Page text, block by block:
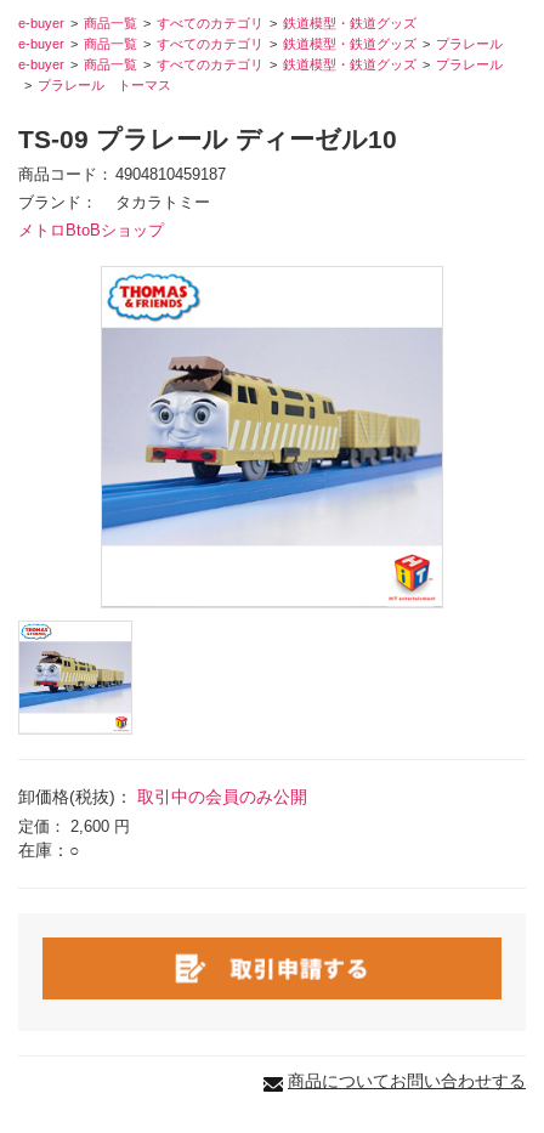
e-buyer 商品一覧 すべてのカテゴリ
鉄道模型・鉄道グッズ
e-buyer
商品一覧 すべてのカテゴリ 鉄道模型・鉄道グッズ
プラレール
e-buyer
商品一覧 すべてのカテゴリ 鉄道模型・鉄道グッズ
プラレール
プラレール トーマス
TS-09 プラレール ディーゼル10
商品コード
4904810459187
ブランド
タカラトミー
メトロBtoBショップ
卸価格(税抜)： 取引中の会員のみ公開
定価： 2,600 円
在庫：○
商品についてお問い合わせする